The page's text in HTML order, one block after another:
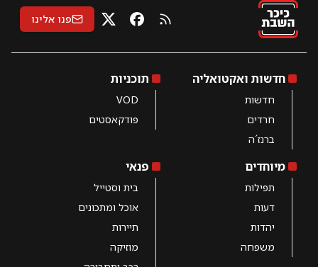
RSS פייסבוק
X פנו אלינו
חדשות ואקטואליה
חדשות
חרדים
ברנז´ה
תוכניות
VOD
פודקאסטים
מיוחדים
תפילות
דעות
יהדות
משפחה
פנאי
בית וסטייל
אוכל ומתכונים
תיירות
מוזיקה